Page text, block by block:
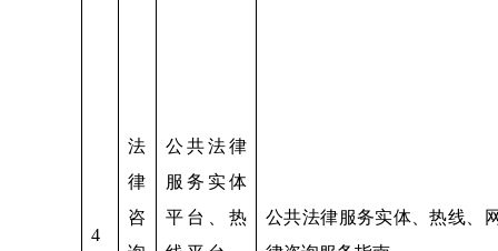
4
法
律
咨
公共法律
服务实体
平台、热
公共法律服务实体、热线、